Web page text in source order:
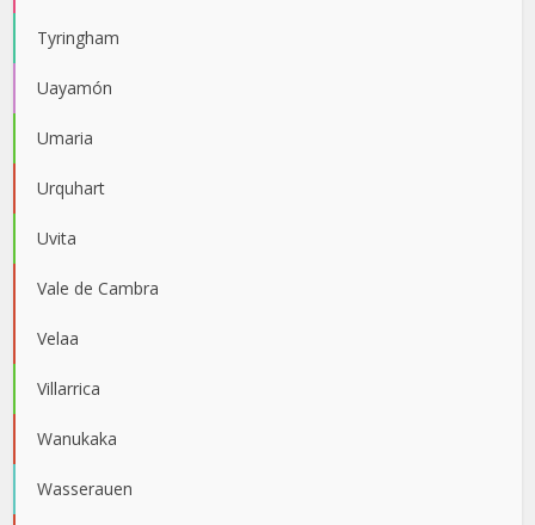
Tyringham
Uayamón
Umaria
Urquhart
Uvita
Vale de Cambra
Velaa
Villarrica
Wanukaka
Wasserauen